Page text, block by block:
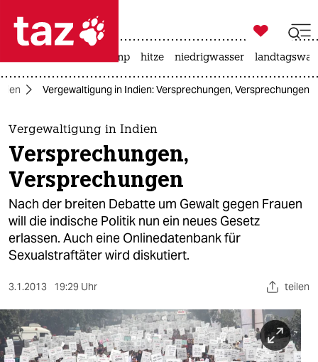
 taz zahl ich
taz zahl ich
themen
politik
öko
gesellschaft
kultur
sport
berlin
nord

taz zahl ich
usa unter trump hitze niedrigwasser
Vergewaltigung in Indien: Versprechungen, Versprechungen
Vergewaltigung in Indien
Versprechungen,
Versprechungen
Nach der breiten Debatte um Gewalt gegen Frauen
will die indische Politik nun ein neues Gesetz
erlassen. Auch eine Onlinedatenbank für
Sexualstraftäter wird diskutiert.
3.1.2013 19:29 Uhr teilen